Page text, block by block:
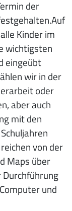
der
Kinder im
wichtigsten
eingeübt
wir in der
oder
aber auch
mit den
von der
Maps über
Durchführung
und